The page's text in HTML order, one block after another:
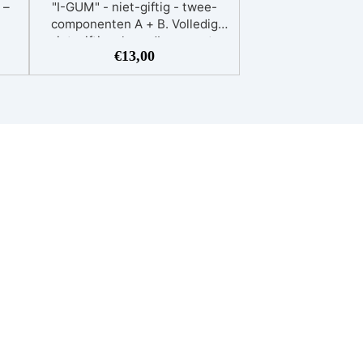
"I-GUM" - niet-giftig - twee-
componenten A + B. Volledig
niet-giftige, kneedbare pasta
van siliconenrubber die
rechtstreeks op het te
€13,00